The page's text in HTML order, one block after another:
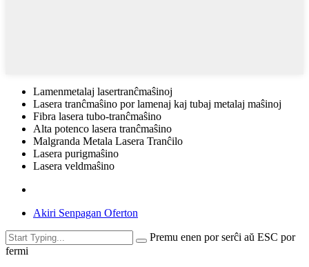
Lamenmetalaj lasertranĉmaŝinoj
Lasera tranĉmaŝino por lamenaj kaj tubaj metalaj maŝinoj
Fibra lasera tubo-tranĉmaŝino
Alta potenco lasera tranĉmaŝino
Malgranda Metala Lasera Tranĉilo
Lasera purigmaŝino
Lasera veldmaŝino
Akiri Senpagan Oferton
Premu enen por serĉi aŭ ESC por
fermi